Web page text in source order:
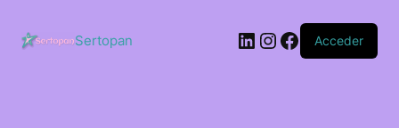
contenido
Sertopan LinkedIn
Instagram
Facebook
Acceder